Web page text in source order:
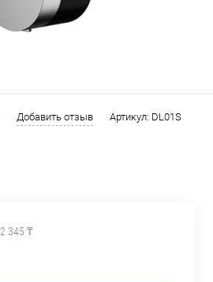
Добавить отзыв Артикул: DL01S
2 345 ₸